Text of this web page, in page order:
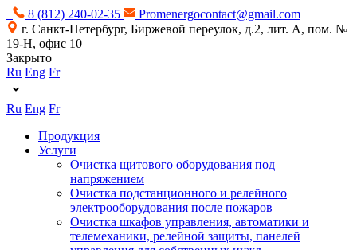
8 (812) 240-02-35
Promenergocontact@gmail.com
г. Санкт-Петербург, Биржевой переулок, д.2, лит. А, пом. №
19-Н, офис 10
Закрыто
Ru Eng Fr
Ru Eng Fr
Продукция
Услуги
Очистка щитового оборудования под
напряжением
Очистка подстанционного и релейного
электрооборудования после пожаров
Очистка шкафов управления, автоматики и
телемеханики, релейной защиты, панелей